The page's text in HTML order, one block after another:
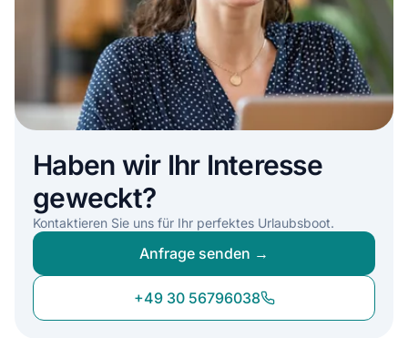
Haben wir Ihr Interesse
geweckt?
Kontaktieren Sie uns für Ihr perfektes Urlaubsboot.
Anfrage senden →
+49 30 56796038